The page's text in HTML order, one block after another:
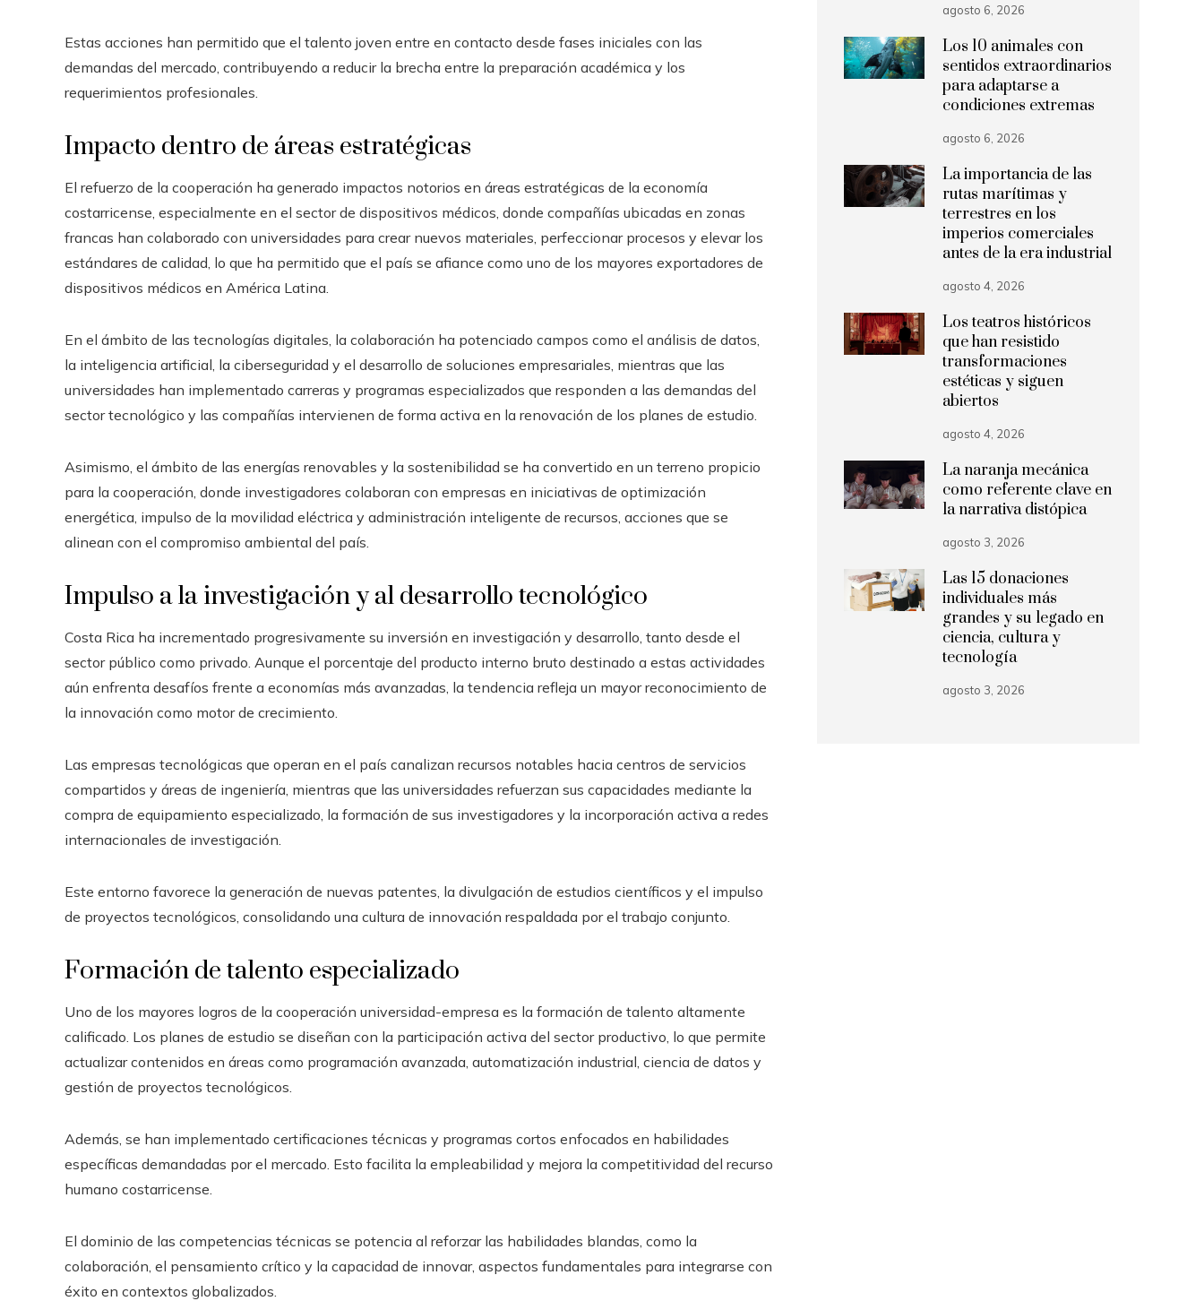
Estas acciones han permitido que el talento joven entre en contacto desde fases iniciales con las
demandas del mercado, contribuyendo a reducir la brecha entre la preparación académica y los
requerimientos profesionales.
Impacto dentro de áreas estratégicas
El refuerzo de la cooperación ha generado impactos notorios en áreas estratégicas de la economía
costarricense, especialmente en el sector de dispositivos médicos, donde compañías ubicadas en zonas
francas han colaborado con universidades para crear nuevos materiales, perfeccionar procesos y elevar los
estándares de calidad, lo que ha permitido que el país se afiance como uno de los mayores exportadores de
dispositivos médicos en América Latina.
En el ámbito de las tecnologías digitales, la colaboración ha potenciado campos como el análisis de datos,
la inteligencia artificial, la ciberseguridad y el desarrollo de soluciones empresariales, mientras que las
universidades han implementado carreras y programas especializados que responden a las demandas del
sector tecnológico y las compañías intervienen de forma activa en la renovación de los planes de estudio.
Asimismo, el ámbito de las energías renovables y la sostenibilidad se ha convertido en un terreno propicio
para la cooperación, donde investigadores colaboran con empresas en iniciativas de optimización
energética, impulso de la movilidad eléctrica y administración inteligente de recursos, acciones que se
alinean con el compromiso ambiental del país.
Impulso a la investigación y al desarrollo tecnológico
Costa Rica ha incrementado progresivamente su inversión en investigación y desarrollo, tanto desde el
sector público como privado. Aunque el porcentaje del producto interno bruto destinado a estas actividades
aún enfrenta desafíos frente a economías más avanzadas, la tendencia refleja un mayor reconocimiento de
la innovación como motor de crecimiento.
Las empresas tecnológicas que operan en el país canalizan recursos notables hacia centros de servicios
compartidos y áreas de ingeniería, mientras que las universidades refuerzan sus capacidades mediante la
compra de equipamiento especializado, la formación de sus investigadores y la incorporación activa a redes
internacionales de investigación.
Este entorno favorece la generación de nuevas patentes, la divulgación de estudios científicos y el impulso
de proyectos tecnológicos, consolidando una cultura de innovación respaldada por el trabajo conjunto.
Formación de talento especializado
Uno de los mayores logros de la cooperación universidad-empresa es la formación de talento altamente
calificado. Los planes de estudio se diseñan con la participación activa del sector productivo, lo que permite
actualizar contenidos en áreas como programación avanzada, automatización industrial, ciencia de datos y
gestión de proyectos tecnológicos.
Además, se han implementado certificaciones técnicas y programas cortos enfocados en habilidades
específicas demandadas por el mercado. Esto facilita la empleabilidad y mejora la competitividad del recurso
humano costarricense.
El dominio de las competencias técnicas se potencia al reforzar las habilidades blandas, como la
colaboración, el pensamiento crítico y la capacidad de innovar, aspectos fundamentales para integrarse con
éxito en contextos globalizados.
agosto 6, 2026
Los 10 animales con
sentidos extraordinarios
para adaptarse a
condiciones extremas
agosto 6, 2026
La importancia de las
rutas marítimas y
terrestres en los
imperios comerciales
antes de la era industrial
agosto 4, 2026
Los teatros históricos
que han resistido
transformaciones
estéticas y siguen
abiertos
agosto 4, 2026
La naranja mecánica
como referente clave en
la narrativa distópica
agosto 3, 2026
Las 15 donaciones
individuales más
grandes y su legado en
ciencia, cultura y
tecnología
agosto 3, 2026